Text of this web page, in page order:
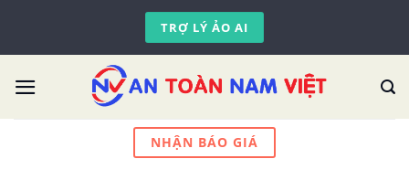
content
TRỢ LÝ ẢO AI
NHẬN BÁO GIÁ